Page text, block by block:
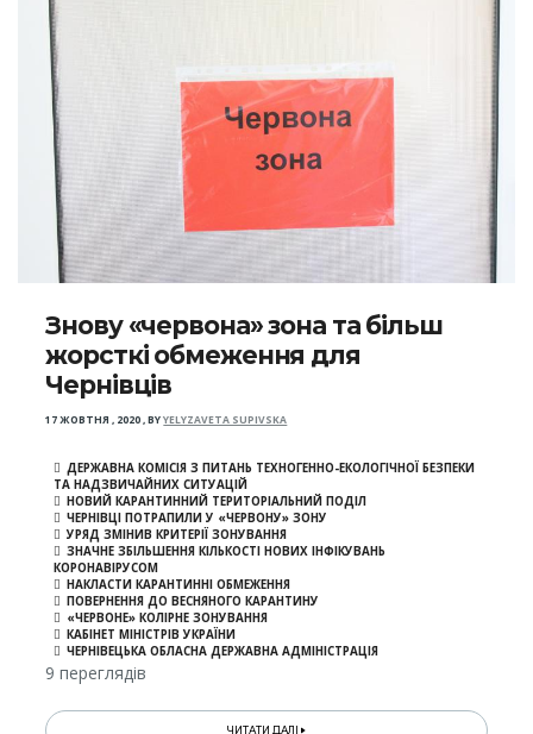
Знову «червона» зона та більш
жорсткі обмеження для
Чернівців
17 ЖОВТНЯ , 2020,BYYELYZAVETA SUPIVSKA
ДЕРЖАВНА КОМІСІЯ З ПИТАНЬ ТЕХНОГЕННО-ЕКОЛОГІЧНОЇ БЕЗПЕКИ
ТА НАДЗВИЧАЙНИХ СИТУАЦІЙ
НОВИЙ КАРАНТИННИЙ ТЕРИТОРІАЛЬНИЙ ПОДІЛ
ЧЕРНІВЦІ ПОТРАПИЛИ У «ЧЕРВОНУ» ЗОНУ
УРЯД ЗМІНИВ КРИТЕРІЇ ЗОНУВАННЯ
ЗНАЧНЕ ЗБІЛЬШЕННЯ КІЛЬКОСТІ НОВИХ ІНФІКУВАНЬ
КОРОНАВІРУСОМ
НАКЛАСТИ КАРАНТИННІ ОБМЕЖЕННЯ
ПОВЕРНЕННЯ ДО ВЕСНЯНОГО КАРАНТИНУ
«ЧЕРВОНЕ» КОЛІРНЕ ЗОНУВАННЯ
КАБІНЕТ МІНІСТРІВ УКРАЇНИ
ЧЕРНІВЕЦЬКА ОБЛАСНА ДЕРЖАВНА АДМІНІСТРАЦІЯ
9 переглядів
ЧИТАТИ ДАЛІ